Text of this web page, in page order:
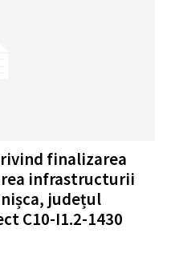
finalizarea
infrastructurii
județul
C10-I1.2-1430